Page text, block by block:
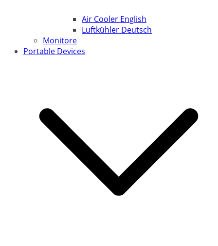
Air Cooler English
Luftkühler Deutsch
Monitore
Portable Devices